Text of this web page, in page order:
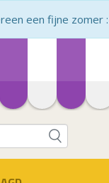
een fijne